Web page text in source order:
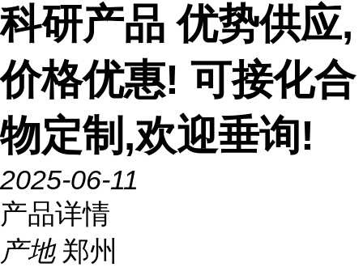
科研产品 优势供应,
价格优惠! 可接化合
物定制,欢迎垂询!
2025-06-11
产品详情
产地 郑州